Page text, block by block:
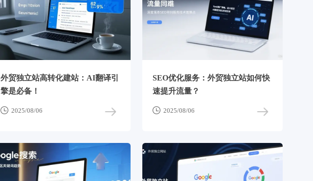
外贸独立站高转化建站：AI翻译引
擎是必备！
 2025/08/06
SEO优化服务：外贸独立站如何快
速提升流量？
 2025/08/06